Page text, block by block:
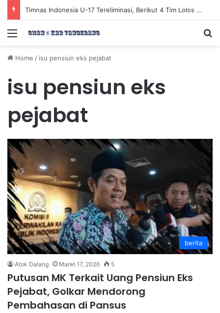
Timnas Indonesia U-17 Tereliminasi, Berikut 4 Tim Lolos ke Semifinal Piala AFF U-17 2026
Menu
Home / isu pensiun eks pejabat
isu pensiun eks
pejabat
berita
Atok Dalang Maret 17, 2026 5
Putusan MK Terkait Uang Pensiun Eks
Pejabat, Golkar Mendorong
Pembahasan di Pansus